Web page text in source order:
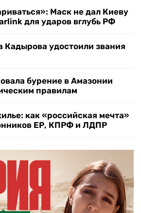
Маск не дал Киеву
для ударов вглубь РФ
Кадырова удостоили звания
бурение в Амазонии
правилам
как «российская мечта»
ЕР, КПРФ и ЛДПР